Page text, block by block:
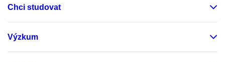
Chci studovat
Výzkum